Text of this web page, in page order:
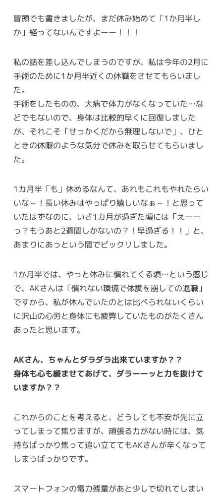
冒頭でも書きましたが、まだ休み始めて「1か月半し
か」経ってないんですよーー！！！
私の話を差し込んでしまうのですが、私は今年の2月に
手術のために1か月半近くの休職をさせてもらいまし
た。
手術をしたものの、大病で体力がなくなっていた…な
どでもないので、身体は比較的早くに回復しました
が、それこそ「せっかくだから無理しないで」、ひと
ときの休暇のような気分で休みを取らせてもらいまし
た。
1カ月半「も」休めるなんて、あれもこれもやれたらい
いな～！長い休みはやっぱり嬉しいなぁ～！と思って
いたはずなのに、いざ1カ月が過ぎた頃には「えーー
っ？もうあと2週間しかないの？！早過ぎる！！」と、
あまりにあっという間でビックリしました。
1か月半では、やっと休みに慣れてくる頃…という感じ
で、AKさんは「慣れない環境で体調を崩しての退職」
ですから、私が休んでいたのとは比べられないくらい
に沢山の心労と身体にも疲弊していたものがたくさん
あったと思います。
AKさん、ちゃんとダラダラ出来ていますか？？
身体も心も緩ませてあげて、ダラーーッと力を抜けて
いますか？？
これからのことを考えると、どうしても不安が先に立
ってしまって焦りますが、頑張る力がない時には、気
持ちばっかり焦って追い立ててもAKさんが辛くなって
しまうばっかりです。
スマートフォンの電力残量があと少しで切れてしまい